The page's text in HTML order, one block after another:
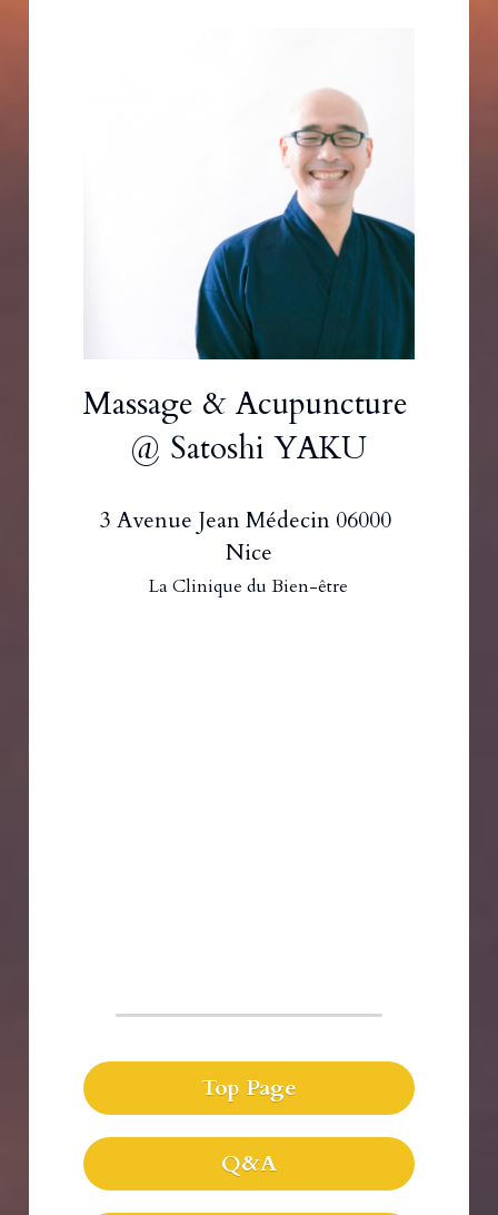
Massage & Acupuncture
@ Satoshi YAKU
3 Avenue Jean Médecin 06000
Nice
La Clinique du Bien-être
Top Page
Q&A